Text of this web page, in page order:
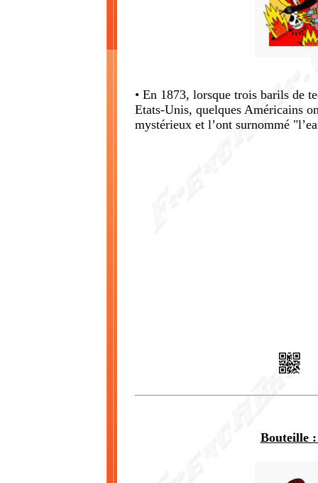
• En 1873, lorsque trois barils de
Etats-Unis, quelques Américains
mystérieux et l’ont surnommé
Bouteille